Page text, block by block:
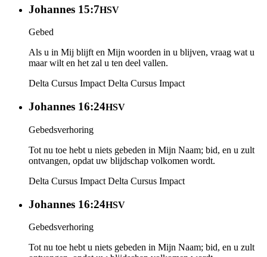
Johannes 15:7HSV
Gebed
Als u in Mij blijft en Mijn woorden in u blijven, vraag wat u
maar wilt en het zal u ten deel vallen.
Delta Cursus Impact Delta Cursus Impact
Johannes 16:24HSV
Gebedsverhoring
Tot nu toe hebt u niets gebeden in Mijn Naam; bid, en u zult
ontvangen, opdat uw blijdschap volkomen wordt.
Delta Cursus Impact Delta Cursus Impact
Johannes 16:24HSV
Gebedsverhoring
Tot nu toe hebt u niets gebeden in Mijn Naam; bid, en u zult